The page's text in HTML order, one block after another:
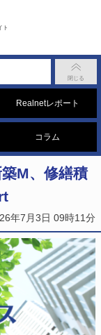
ト
Realnetレポート
コラム
M、修繕積
年7月3日 09時11分